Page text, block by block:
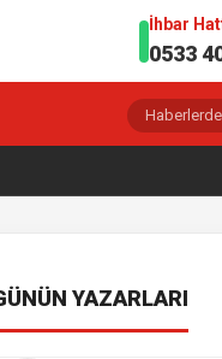
İhbar
0533
YAZARLARI